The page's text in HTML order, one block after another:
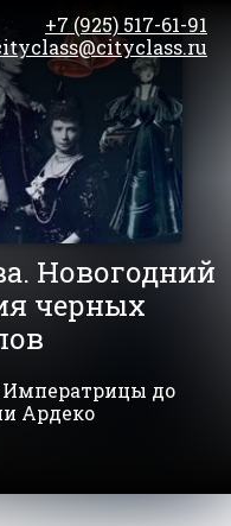
+7 (925) 517-61-91
Новогодний
черных
Императрицы до
Ардеко